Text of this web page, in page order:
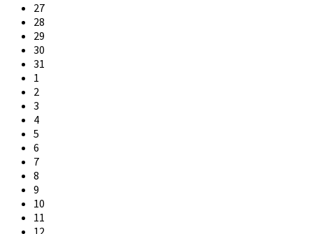
27
28
29
30
31
1
2
3
4
5
6
7
8
9
10
11